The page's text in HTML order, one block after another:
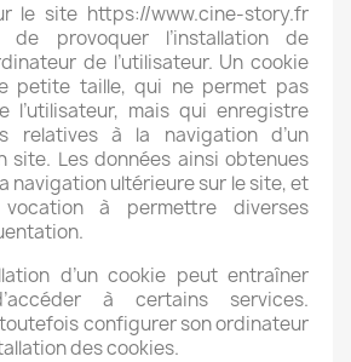
le site https://www.cine-story.fr
de provoquer l’installation de
de l’utilisateur. Un cookie
petite taille, qui ne permet pas
l’utilisateur, mais qui enregistre
relatives à la navigation d’un
site. Les données ainsi obtenues
navigation ultérieure sur le site, et
à permettre diverses
d’un cookie peut entraîner
à certains services.
toutefois configurer son ordinateur
des cookies.